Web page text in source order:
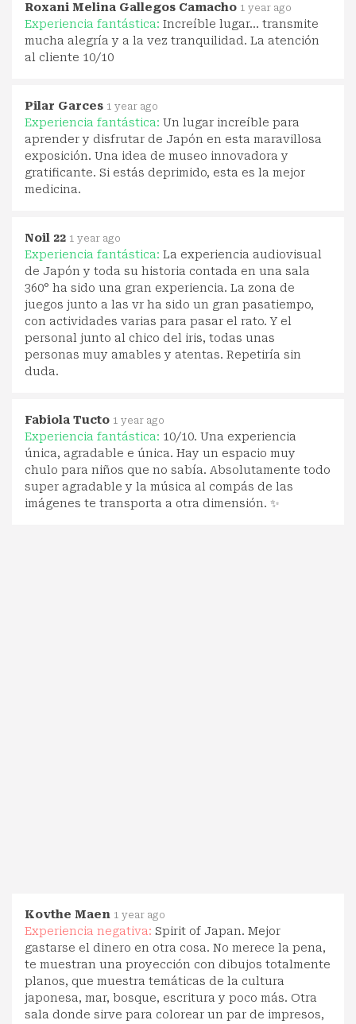
Roxani Melina Gallegos Camacho 1 year ago
Experiencia fantástica: Increíble lugar… transmite
mucha alegría y a la vez tranquilidad. La atención
al cliente 10/10
Pilar Garces 1 year ago
Experiencia fantástica: Un lugar increíble para
aprender y disfrutar de Japón en esta maravillosa
exposición. Una idea de museo innovadora y
gratificante. Si estás deprimido, esta es la mejor
medicina.
Noil 22 1 year ago
Experiencia fantástica: La experiencia audiovisual
de Japón y toda su historia contada en una sala
360° ha sido una gran experiencia. La zona de
juegos junto a las vr ha sido un gran pasatiempo,
con actividades varias para pasar el rato. Y el
personal junto al chico del iris, todas unas
personas muy amables y atentas. Repetiría sin
duda.
Fabiola Tucto 1 year ago
Experiencia fantástica: 10/10. Una experiencia
única, agradable e única. Hay un espacio muy
chulo para niños que no sabía. Absolutamente todo
super agradable y la música al compás de las
imágenes te transporta a otra dimensión. ✨
Kovthe Maen 1 year ago
Experiencia negativa: Spirit of Japan. Mejor
gastarse el dinero en otra cosa. No merece la pena,
te muestran una proyección con dibujos totalmente
planos, que muestra temáticas de la cultura
japonesa, mar, bosque, escritura y poco más. Otra
sala donde sirve para colorear un par de impresos,